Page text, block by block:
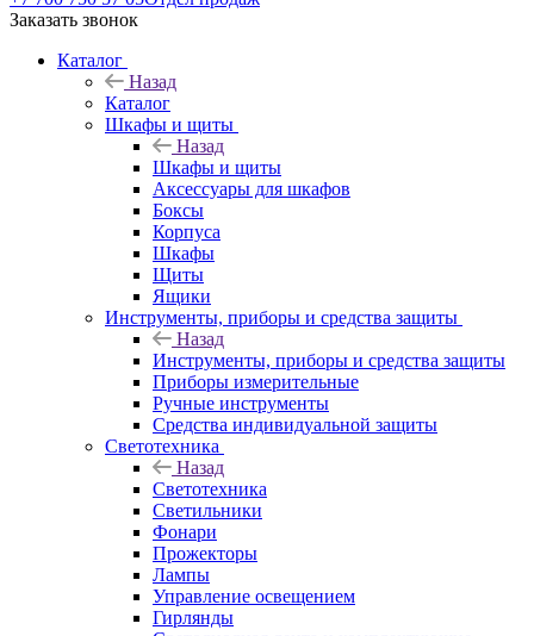
Заказать звонок
Каталог
Назад
Каталог
Шкафы и щиты
Назад
Шкафы и щиты
Аксессуары для шкафов
Боксы
Корпуса
Шкафы
Щиты
Ящики
Инструменты, приборы и средства защиты
Назад
Инструменты, приборы и средства защиты
Приборы измерительные
Ручные инструменты
Средства индивидуальной защиты
Светотехника
Назад
Светотехника
Светильники
Фонари
Прожекторы
Лампы
Управление освещением
Гирлянды